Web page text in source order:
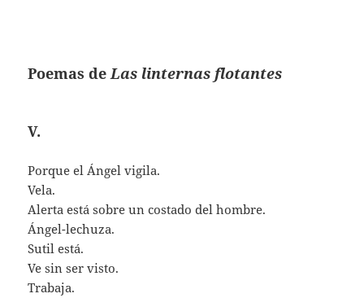
Poemas deLas linternas flotantes
V.
Porque el Ángel vigila.
Vela.
Alerta está sobre un costado del hombre.
Ángel-lechuza.
Sutil está.
Ve sin ser visto.
Trabaja.